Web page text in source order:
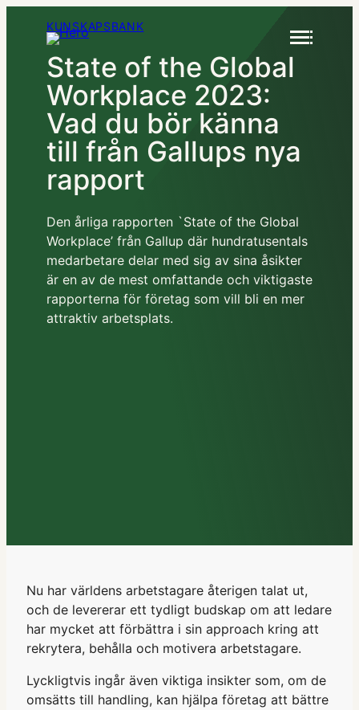
innehåll
Kundtjänst
Rekrytering & Konsulter
Customer Success
Rekrytering & Konsulter
CX
Anlita oss
Kundcase
Kunskap
Lediga jobb
Kontakt
+46 (0)8 410 22 670
info@hero.se
KUNSKAPSBANK
State of the Global
Workplace 2023:
Vad du bör känna
till från Gallups nya
rapport
Den årliga rapporten `State of the Global
Workplace’ från Gallup där hundratusentals
medarbetare delar med sig av sina åsikter
är en av de mest omfattande och viktigaste
rapporterna för företag som vill bli en mer
attraktiv arbetsplats.
Nu har världens arbetstagare återigen talat ut,
och de levererar ett tydligt budskap om att ledare
har mycket att förbättra i sin approach kring att
rekrytera, behålla och motivera arbetstagare.
Lyckligtvis ingår även viktiga insikter som, om de
omsätts till handling, kan hjälpa företag att bättre